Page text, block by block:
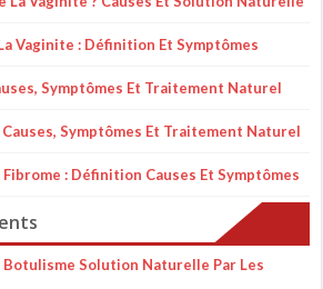
Vaginite : Définition Et Symptômes
Symptômes Et Traitement Naturel
Symptômes Et Traitement Naturel
: Définition Causes Et Symptômes
Botulisme Solution Naturelle Par Les